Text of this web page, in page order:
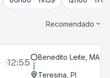
Recomendado
12:55 Benedito Leite, MA
Teresina, PI